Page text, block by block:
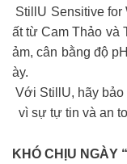
StillU Sensitive for
ất từ Cam Thảo và
ảm, cân bằng độ
ày.
Với StillU, hãy bảo
vì sự tự tin và an
KHÓ CHỊU NGÀY